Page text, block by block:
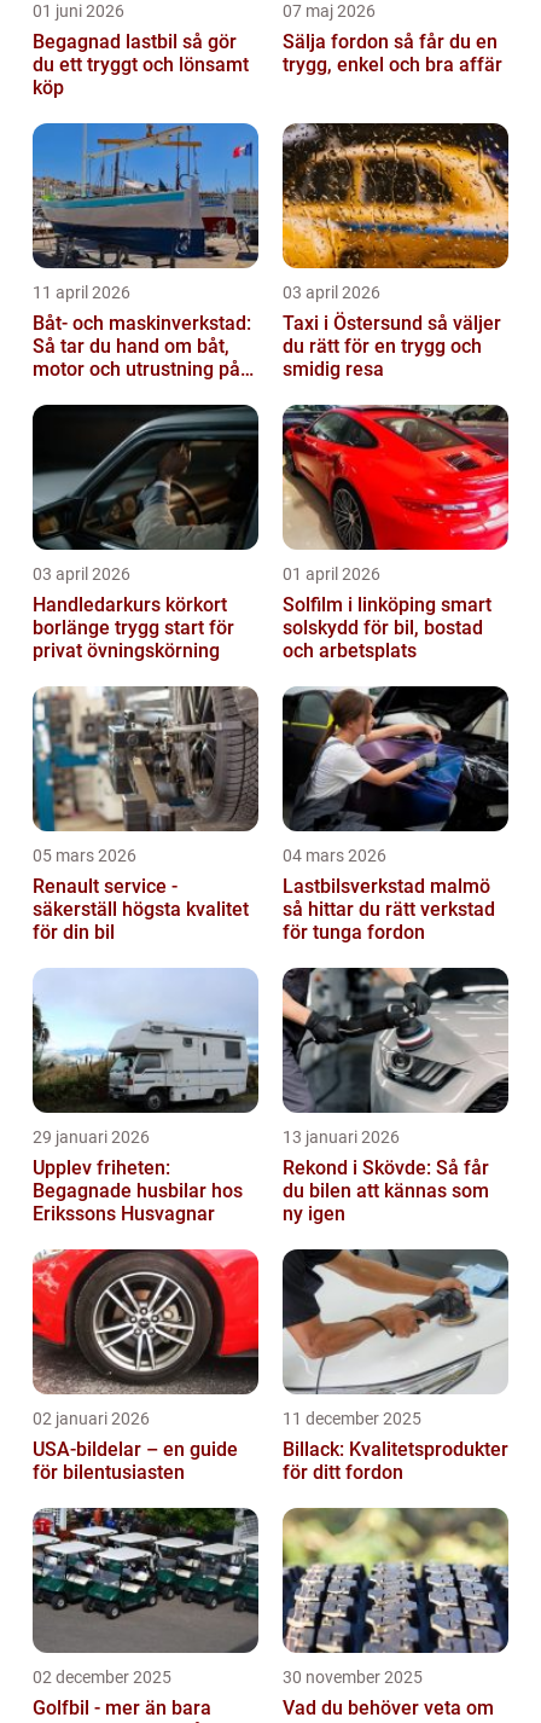
01 juni 2026
Begagnad lastbil så gör
du ett tryggt och lönsamt
köp
07 maj 2026
Sälja fordon så får du en
trygg, enkel och bra affär
11 april 2026
Båt- och maskinverkstad:
Så tar du hand om båt,
motor och utrustning på
03 april 2026
Taxi i Östersund så väljer
du rätt för en trygg och
smidig resa
03 april 2026
Handledarkurs körkort
borlänge trygg start för
privat övningskörning
01 april 2026
Solfilm i linköping smart
solskydd för bil, bostad
och arbetsplats
05 mars 2026
Renault service -
säkerställ högsta kvalitet
för din bil
04 mars 2026
Lastbilsverkstad malmö
så hittar du rätt verkstad
för tunga fordon
29 januari 2026
Upplev friheten:
Begagnade husbilar hos
Erikssons Husvagnar
13 januari 2026
Rekond i Skövde: Så får
du bilen att kännas som
ny igen
02 januari 2026
USA-bildelar – en guide
för bilentusiasten
11 december 2025
Billack: Kvalitetsprodukter
för ditt fordon
02 december 2025
Golfbil - mer än bara
30 november 2025
Vad du behöver veta om